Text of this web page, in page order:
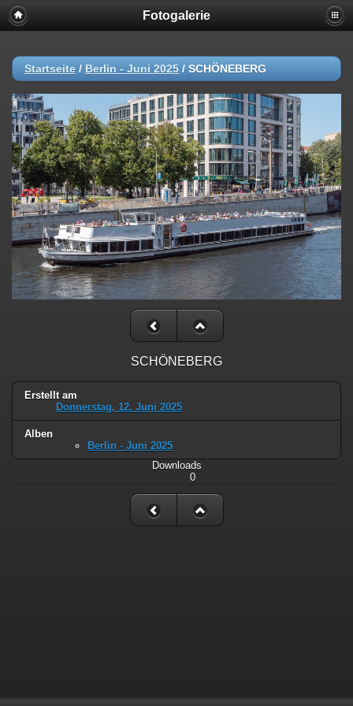
Fotogalerie
Startseite / Berlin - Juni 2025 / SCHÖNEBERG
SCHÖNEBERG
Erstellt am
Donnerstag, 12. Juni 2025
Alben
Berlin - Juni 2025
Downloads
0